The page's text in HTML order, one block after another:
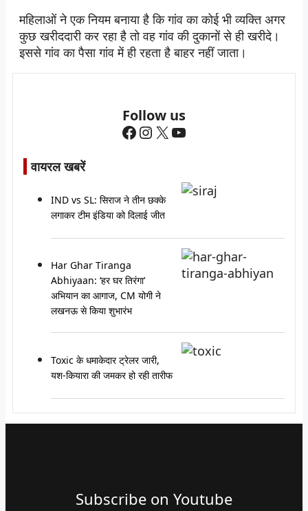
महिलाओं ने एक नियम बनाया है कि गांव का कोई भी व्यक्ति अगर
कुछ खरीददारी कर रहा है तो वह गांव की दुकानों से ही खरीदे।
इससे गांव का पैसा गांव में ही रहता है बाहर नहीं जाता।
Follow us
Facebook
Instagram
X YouTube
वायरल खबरें
IND vs SL: सिराज ने तीन छक्के
लगाकर टीम इंडिया को दिलाई जीत
Har Ghar Tiranga
Abhiyaan: ‘हर घर तिरंगा’
अभियान का आगाज, CM योगी ने
लखनऊ से किया शुभारंभ
Toxic के धमाकेदार ट्रेलर जारी,
यश-कियारा की जमकर हो रही तारीफ
Subscribe on Youtube​